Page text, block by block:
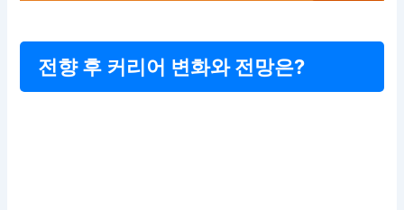
전향 후 커리어 변화와 전망은?